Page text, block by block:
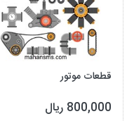
قطعات موتور
800,000 ریال